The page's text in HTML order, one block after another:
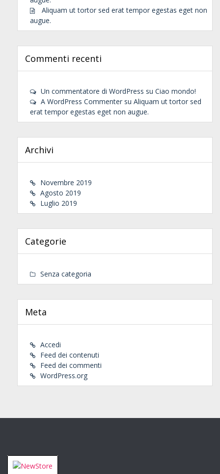
Aliquam ut tortor sed erat tempor egestas eget non
augue.
Commenti recenti
Un commentatore di WordPress su Ciao mondo!
A WordPress Commenter su Aliquam ut tortor sed
erat tempor egestas eget non augue.
Archivi
Novembre 2019
Agosto 2019
Luglio 2019
Categorie
Senza categoria
Meta
Accedi
Feed dei contenuti
Feed dei commenti
WordPress.org